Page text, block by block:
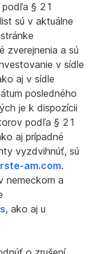
podľa § 21
sú v aktuálne
zverejnenia a sú
v sídle
aj v sídle
posledného
je k dispozícii
podľa § 21
aj prípadné
vyzdvihnúť, sú
am.com.
nemeckom a
, ako aj u